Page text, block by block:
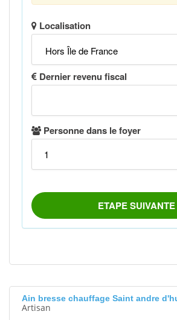
Ain bresse chauffage Saint andre
Artisan